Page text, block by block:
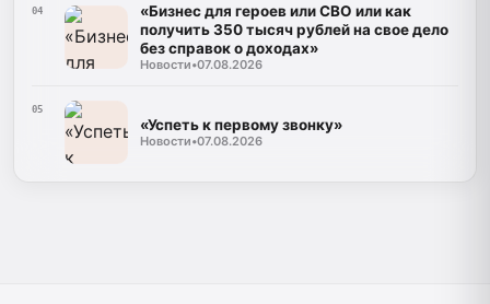
04
«Бизнес для героев или СВО или как
получить 350 тысяч рублей на свое дело
без справок о доходах»
Новости•07.08.2026
05
«Успеть к первому звонку»
Новости•07.08.2026